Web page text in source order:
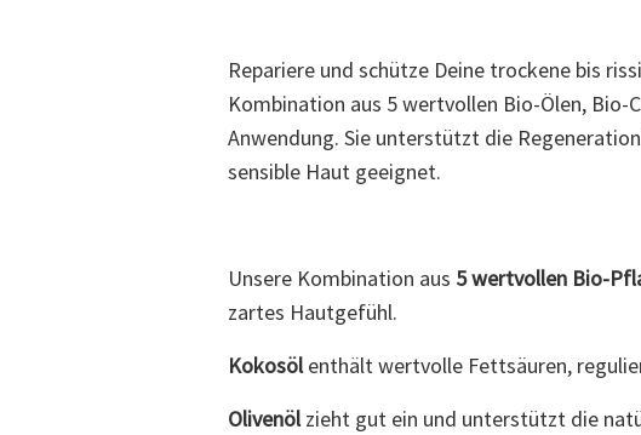
Repariere und schütze Deine trockene bis
Kombination aus 5 wertvollen Bio-Ölen,
Anwendung. Sie unterstützt die
sensible Haut geeignet.
Unsere Kombination aus 5 wertvollen Bio-
zartes Hautgefühl.
Kokosölenthält wertvolle Fettsäuren,
Olivenölzieht gut ein und unterstützt die